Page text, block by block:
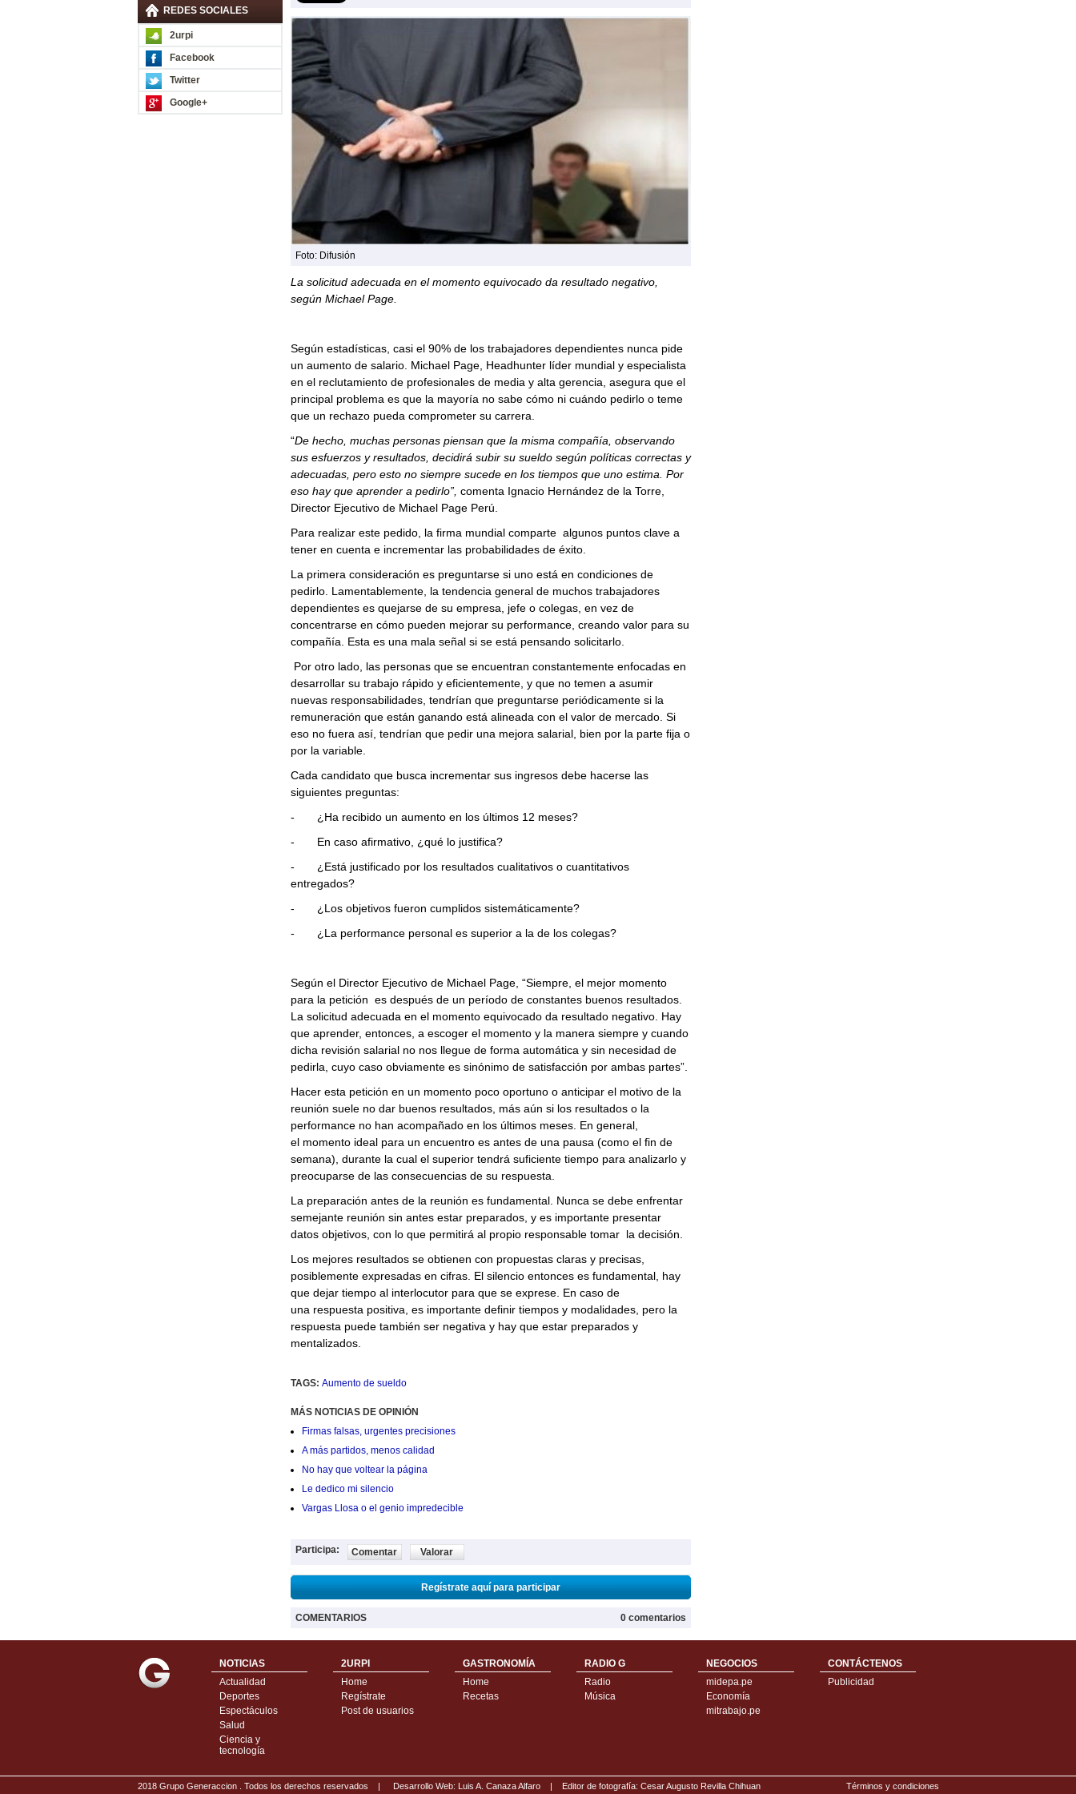
REDES SOCIALES
2urpi
Facebook
Twitter
Google+
Foto: Difusión
La solicitud adecuada en el momento equivocado da resultado negativo,
según Michael Page.
Según estadísticas, casi el 90% de los trabajadores dependientes nunca pide
un aumento de salario. Michael Page, Headhunter líder mundial y especialista
en el reclutamiento de profesionales de media y alta gerencia, asegura que el
principal problema es que la mayoría no sabe cómo ni cuándo pedirlo o teme
que un rechazo pueda comprometer su carrera.
“De hecho, muchas personas piensan que la misma compañía, observando
sus esfuerzos y resultados, decidirá subir su sueldo según políticas correctas y
adecuadas, pero esto no siempre sucede en los tiempos que uno estima. Por
eso hay que aprender a pedirlo”, comenta Ignacio Hernández de la Torre,
Director Ejecutivo de Michael Page Perú.
Para realizar este pedido, la firma mundial comparte algunos puntos clave a
tener en cuenta e incrementar las probabilidades de éxito.
La primera consideración es preguntarse si uno está en condiciones de
pedirlo. Lamentablemente, la tendencia general de muchos trabajadores
dependientes es quejarse de su empresa, jefe o colegas, en vez de
concentrarse en cómo pueden mejorar su performance, creando valor para su
compañía. Esta es una mala señal si se está pensando solicitarlo.
Por otro lado, las personas que se encuentran constantemente enfocadas en
desarrollar su trabajo rápido y eficientemente, y que no temen a asumir
nuevas responsabilidades, tendrían que preguntarse periódicamente si la
remuneración que están ganando está alineada con el valor de mercado. Si
eso no fuera así, tendrían que pedir una mejora salarial, bien por la parte fija o
por la variable.
Cada candidato que busca incrementar sus ingresos debe hacerse las
siguientes preguntas:
- ¿Ha recibido un aumento en los últimos 12 meses?
- En caso afirmativo, ¿qué lo justifica?
- ¿Está justificado por los resultados cualitativos o cuantitativos
entregados?
- ¿Los objetivos fueron cumplidos sistemáticamente?
- ¿La performance personal es superior a la de los colegas?
Según el Director Ejecutivo de Michael Page, “Siempre, el mejor momento
para la petición es después de un período de constantes buenos resultados.
La solicitud adecuada en el momento equivocado da resultado negativo. Hay
que aprender, entonces, a escoger el momento y la manera siempre y cuando
dicha revisión salarial no nos llegue de forma automática y sin necesidad de
pedirla, cuyo caso obviamente es sinónimo de satisfacción por ambas partes”.
Hacer esta petición en un momento poco oportuno o anticipar el motivo de la
reunión suele no dar buenos resultados, más aún si los resultados o la
performance no han acompañado en los últimos meses. En general,
el momento ideal para un encuentro es antes de una pausa (como el fin de
semana), durante la cual el superior tendrá suficiente tiempo para analizarlo y
preocuparse de las consecuencias de su respuesta.
La preparación antes de la reunión es fundamental. Nunca se debe enfrentar
semejante reunión sin antes estar preparados, y es importante presentar
datos objetivos, con lo que permitirá al propio responsable tomar la decisión.
Los mejores resultados se obtienen con propuestas claras y precisas,
posiblemente expresadas en cifras. El silencio entonces es fundamental, hay
que dejar tiempo al interlocutor para que se exprese. En caso de
una respuesta positiva, es importante definir tiempos y modalidades, pero la
respuesta puede también ser negativa y hay que estar preparados y
mentalizados.
TAGS: Aumento de sueldo
MÁS NOTICIAS DE OPINIÓN
Firmas falsas, urgentes precisiones
A más partidos, menos calidad
No hay que voltear la página
Le dedico mi silencio
Vargas Llosa o el genio impredecible
Participa: Comentar Valorar
Regístrate aquí para participar
COMENTARIOS 0 comentarios
NOTICIAS
Actualidad
Deportes
Espectáculos
Salud
Ciencia y
tecnología
2URPI
Home
Regístrate
Post de usuarios
GASTRONOMÍA
Home
Recetas
RADIO G
Radio
Música
NEGOCIOS
midepa.pe
Economía
mitrabajo.pe
CONTÁCTENOS
Publicidad
2018 Grupo Generaccion . Todos los derechos reservados | Desarrollo Web: Luis A. Canaza Alfaro | Editor de fotografía: Cesar Augusto Revilla Chihuan Términos y condiciones